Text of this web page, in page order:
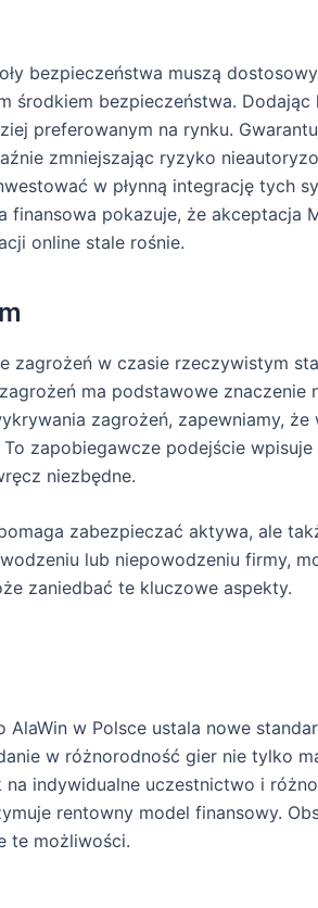
bezpieczeństwa muszą
środkiem bezpieczeństwa.
preferowanym na rynku.
zmniejszając ryzyko
w płynną integrację tych
pokazuje, że akceptacja
online stale rośnie.
w czasie rzeczywistym
ma podstawowe
zagrożeń, zapewniamy, że
zapobiegawcze podejście
niezbędne.
zabezpieczać aktywa, ale
lub niepowodzeniu firmy,
zaniedbać te kluczowe aspekty.
w Polsce ustala nowe
w różnorodność gier nie tylko
indywidualne uczestnictwo i
rentowny model finansowy.
te możliwości.